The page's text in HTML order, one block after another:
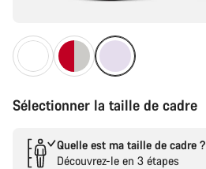
Sélectionner la taille de cadre
Quelle est ma taille de cadre ?
Découvrez-le en 3 étapes